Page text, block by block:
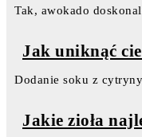
Tak, awokado
Jak uniknąć
Dodanie soku z
Jakie zioła